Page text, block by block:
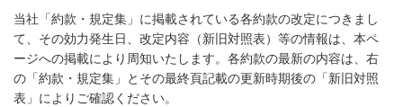
当社「約款・規定集」に掲載されている各約款の改定につきまし
て、その効力発生日、改定内容（新旧対照表）等の情報は、本ペ
ージへの掲載により周知いたします。各約款の最新の内容は、右
の「約款・規定集」とその最終頁記載の更新時期後の「新旧対照
表」によりご確認ください。